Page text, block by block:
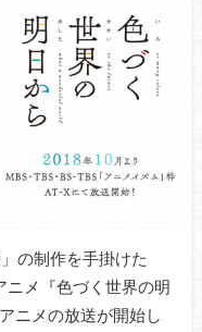
の制作を手掛けた
ニメ『色づく世界の明
ニメの放送が開始し